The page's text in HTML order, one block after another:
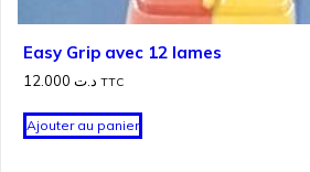
Easy Grip avec 12 lames
د.ت TTC
Ajouter au panier